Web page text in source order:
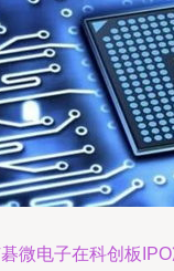
微电子在科创板